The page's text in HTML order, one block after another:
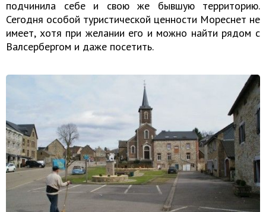
подчинила себе и свою же бывшую территорию.
Сегодня особой туристической ценности Мореснет не
имеет, хотя при желании его и можно найти рядом с
Валсербергом и даже посетить.